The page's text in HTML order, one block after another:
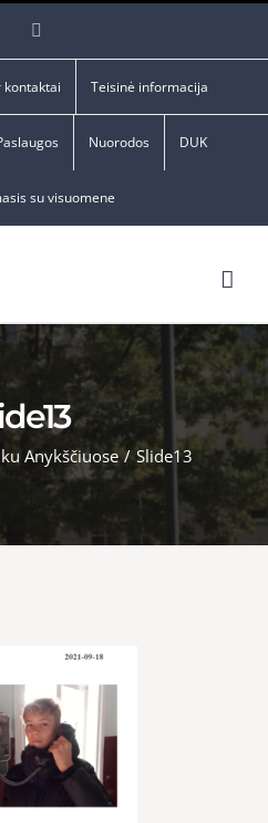
Facebook
Teisinė informacija
Nuorodos DUK
su visuomene
Anykščiuose / Slide13